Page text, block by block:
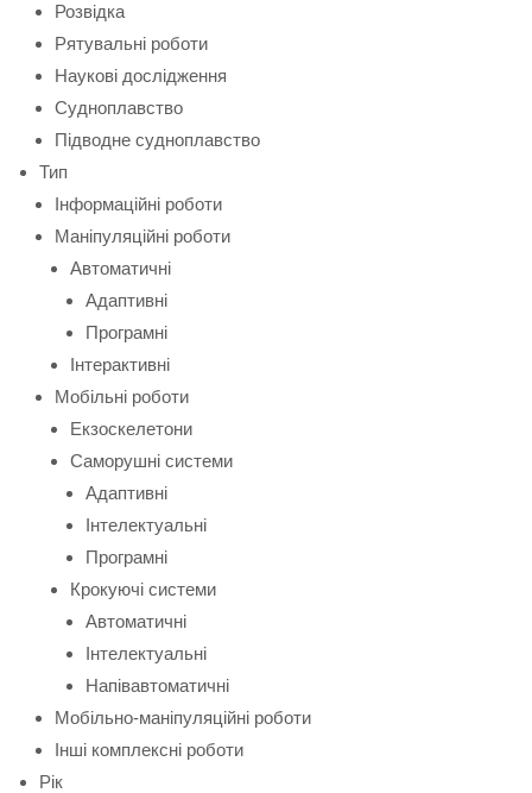
Розвідка
Рятувальні роботи
Наукові дослідження
Судноплавство
Підводне судноплавство
Тип
Інформаційні роботи
Маніпуляційні роботи
Автоматичні
Адаптивні
Програмні
Інтерактивні
Мобільні роботи
Екзоскелетони
Саморушні системи
Адаптивні
Інтелектуальні
Програмні
Крокуючі системи
Автоматичні
Інтелектуальні
Напівавтоматичні
Мобільно-маніпуляційні роботи
Інші комплексні роботи
Рік